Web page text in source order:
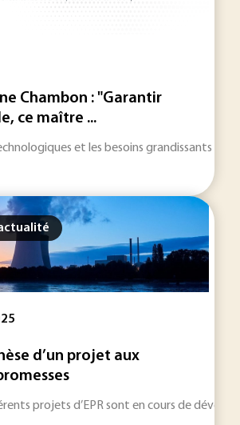
Chambon : "Garantir
ce maître ...
et les besoins grandissants
d’un projet aux
projets d’EPR sont en cours de